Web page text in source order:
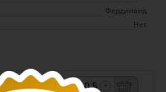
Фердинанд
Нет
-